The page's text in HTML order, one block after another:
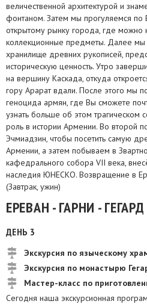
величественной архитектурой и
фонтаном. Затем мы прогуляемся
открытому рынку города, где можно
коллекционные предметы. Далее мы
хранилище древних рукописей,
историческую ценность. Утро
на вершину Каскада, откуда
гору Арарат вдали. После этого мы
геноцида армян, где Вы сможете
узнать больше об этом трагическом
роль в истории Армении. Во второй
Эчмиадзин, чтобы посетить самую
Армении, а затем побываем в
кафедрального собора VII века,
наследия ЮНЕСКО. Возвращение в
(Завтрак, ужин)
ЕРЕВАН - ГАРНИ -
ДЕНЬ 3
Экскурсия по языческому
Экскурсия по монастырю
Мастер-класс по
Сегодня наша экскурсионная